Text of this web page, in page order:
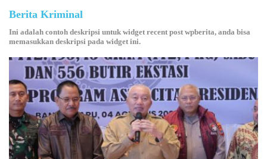
Berita Kriminal
Ini adalah contoh deskripsi untuk widget recent post wpberita, anda bisa
memasukkan deskripsi pada widget ini.